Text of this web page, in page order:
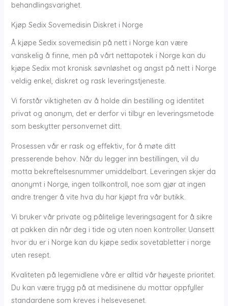
behandlingsvarighet.
Kjøp Sedix Sovemedisin Diskret i Norge
Å kjøpe Sedix sovemedisin på nett i Norge kan være
vanskelig å finne, men på vårt nettapotek i Norge kan du
kjøpe Sedix mot kronisk søvnløshet og angst på nett i Norge
veldig enkel, diskret og rask leveringstjeneste.
Vi forstår viktigheten av å holde din bestilling og identitet
privat og anonym, det er derfor vi tilbyr en leveringsmetode
som beskytter personvernet ditt.
Prosessen vår er rask og effektiv, for å møte ditt
presserende behov. Når du legger inn bestillingen, vil du
motta bekreftelsesnummer umiddelbart. Leveringen skjer da
anonymt i Norge, ingen tollkontroll, noe som gjør at ingen
andre trenger å vite hva du har kjøpt fra vår butikk.
Vi bruker vår private og pålitelige leveringsagent for å sikre
at pakken din når deg i tide og uten noen kontroller. Uansett
hvor du er i Norge kan du kjøpe sedix sovetabletter i norge
uten resept.
Kvaliteten på legemidlene våre er alltid vår høyeste prioritet.
Du kan være trygg på at medisinene du mottar oppfyller
standardene som kreves i helsevesenet.